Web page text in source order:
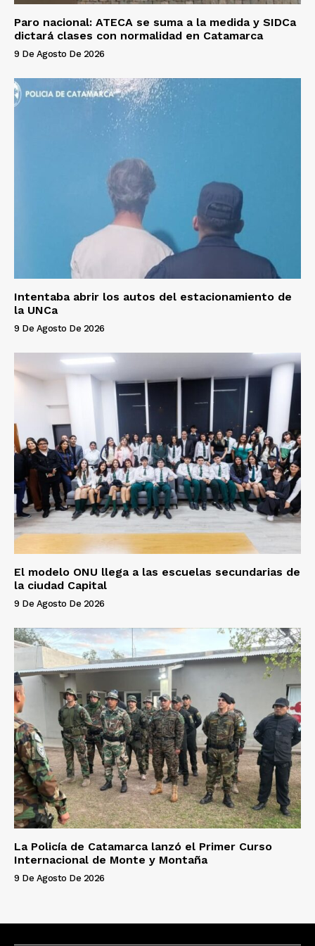
Paro nacional: ATECA se suma a la medida y SIDCa
dictará clases con normalidad en Catamarca
9 De Agosto De 2026
Intentaba abrir los autos del estacionamiento de
la UNCa
9 De Agosto De 2026
El modelo ONU llega a las escuelas secundarias de
la ciudad Capital
9 De Agosto De 2026
La Policía de Catamarca lanzó el Primer Curso
Internacional de Monte y Montaña
9 De Agosto De 2026